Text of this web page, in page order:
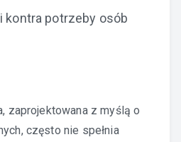
kontra potrzeby osób
zaprojektowana z myślą o
często nie spełnia